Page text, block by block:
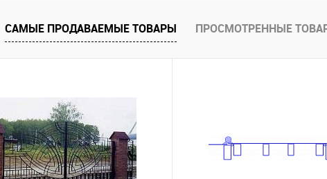
САМЫЕ ПРОДАВАЕМЫЕ ТОВАРЫ ПРОСМОТРЕННЫЕ